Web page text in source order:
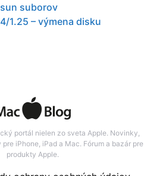
suborov
1.25 – výmena disku
portál nielen zo sveta Apple. Novinky,
iPhone, iPad a Mac. Fórum a bazár pre
produkty Apple.